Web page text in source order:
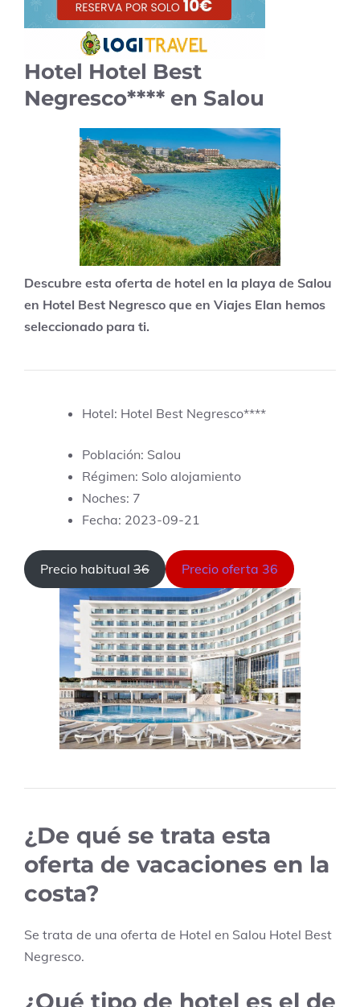
Hotel Hotel Best
Negresco**** en Salou
Descubre esta oferta de hotel en la playa de Salou
en Hotel Best Negresco que en Viajes Elan hemos
seleccionado para ti.
Hotel: Hotel Best Negresco****
Población: Salou
Régimen: Solo alojamiento
Noches: 7
Fecha: 2023-09-21
Precio habitual 36 Precio oferta 36
¿De qué se trata esta
oferta de vacaciones en la
costa?
Se trata de una oferta de Hotel en Salou Hotel Best
Negresco.